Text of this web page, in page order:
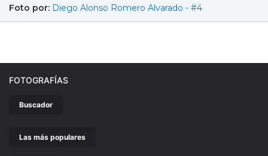
Foto por: Diego Alonso Romero Alvarado - #4
FOTOGRAFÍAS
Buscador
Las más populares